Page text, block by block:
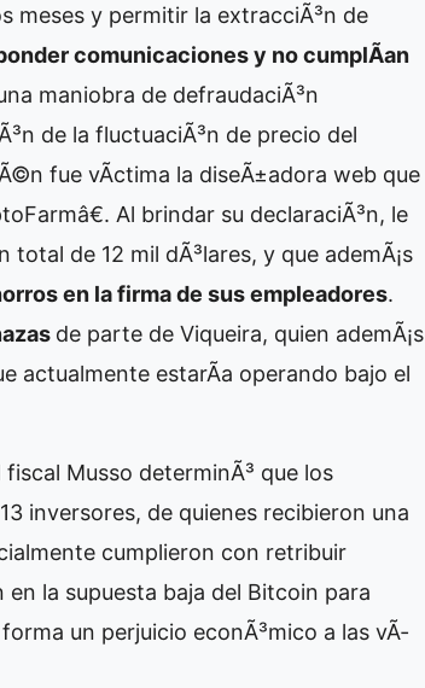
meses y permitir la extracciÃ³n de
comunicaciones y no cumplÃ­an
maniobra de defraudaciÃ³n
de la fluctuaciÃ³n de precio del
fue vÃ­ctima la diseÃ±adora web que
Al brindar su declaraciÃ³n, le
de 12 mil dÃ³lares, y que ademÃ¡s
en la firma de sus empleadores.
de parte de Viqueira, quien ademÃ¡s
actualmente estarÃ­a operando bajo el
Musso determinÃ³ que los
inversores, de quienes recibieron una
cumplieron con retribuir
la supuesta baja del Bitcoin para
un perjuicio econÃ³mico a las vÃ­